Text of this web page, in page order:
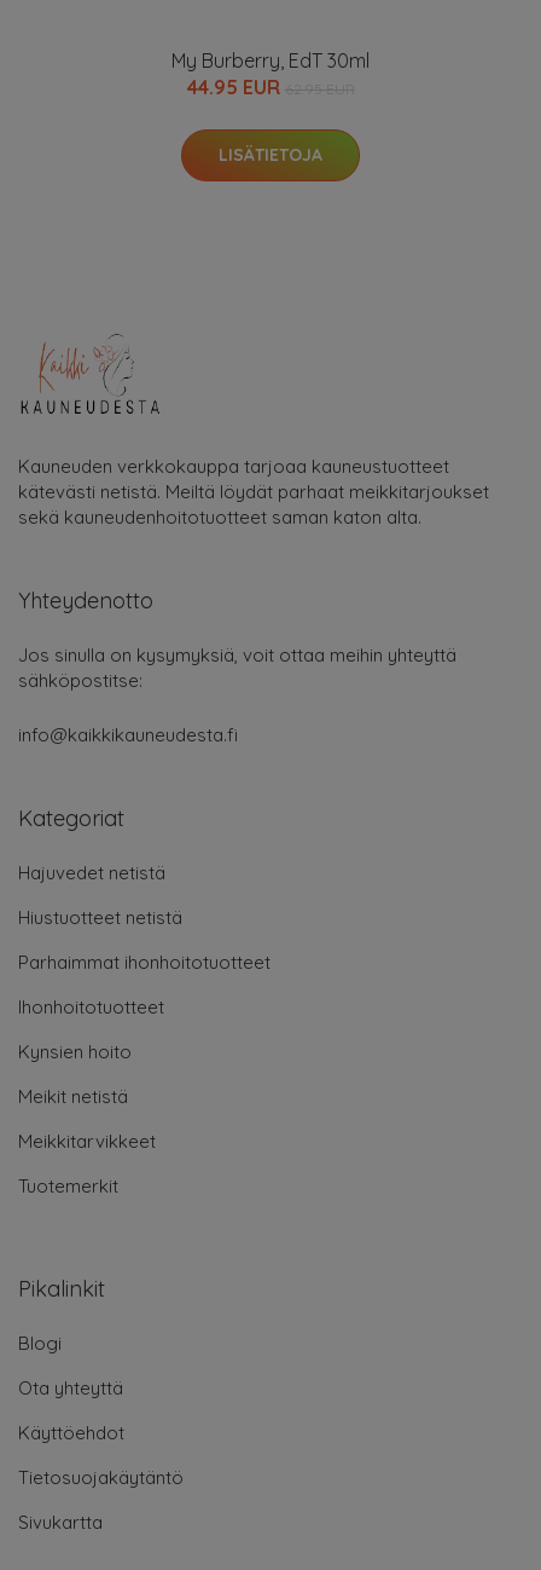
My Burberry, EdT 30ml
44.95 EUR
LISÄTIETOJA
Kauneuden verkkokauppa tarjoaa kauneustuotteet
kätevästi netistä. Meiltä löydät parhaat meikkitarjoukset
sekä kauneudenhoitotuotteet saman katon alta.
Yhteydenotto
Jos sinulla on kysymyksiä, voit ottaa meihin yhteyttä
sähköpostitse:
info@kaikkikauneudesta.fi
Kategoriat
Hajuvedet netistä
Hiustuotteet netistä
Parhaimmat ihonhoitotuotteet
Ihonhoitotuotteet
Kynsien hoito
Meikit netistä
Meikkitarvikkeet
Tuotemerkit
Pikalinkit
Blogi
Ota yhteyttä
Käyttöehdot
Tietosuojakäytäntö
Sivukartta